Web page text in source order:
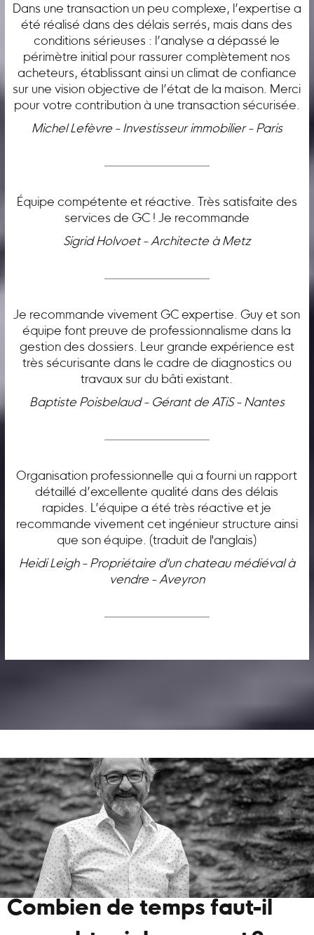
Dans une transaction un peu complexe, l’expertise a
été réalisé dans des délais serrés, mais dans des
conditions sérieuses : l’analyse a dépassé le
périmètre initial pour rassurer complètement nos
acheteurs, établissant ainsi un climat de confiance
sur une vision objective de l’état de la maison. Merci
pour votre contribution à une transaction sécurisée.
Michel Lefèvre - Investisseur immobilier - Paris
Équipe compétente et réactive. Très satisfaite des
services de GC ! Je recommande
Sigrid Holvoet - Architecte à Metz
Je recommande vivement GC expertise. Guy et son
équipe font preuve de professionnalisme dans la
gestion des dossiers. Leur grande expérience est
très sécurisante dans le cadre de diagnostics ou
travaux sur du bâti existant.
Baptiste Poisbelaud - Gérant de ATiS - Nantes
Organisation professionnelle qui a fourni un rapport
détaillé d’excellente qualité dans des délais
rapides. L’équipe a été très réactive et je
recommande vivement cet ingénieur structure ainsi
que son équipe. (traduit de l'anglais)
Heidi Leigh - Propriétaire d'un chateau médiéval à
vendre - Aveyron
Combien de temps faut-il